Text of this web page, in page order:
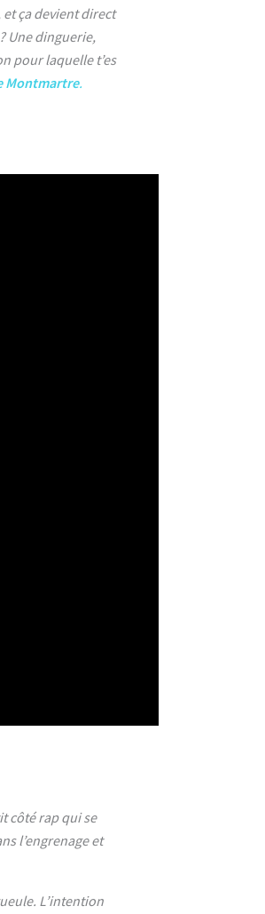
et ça devient direct
Une dinguerie,
pour laquelle t’es
Montmartre.
côté rap qui se
l’engrenage et
L’intention